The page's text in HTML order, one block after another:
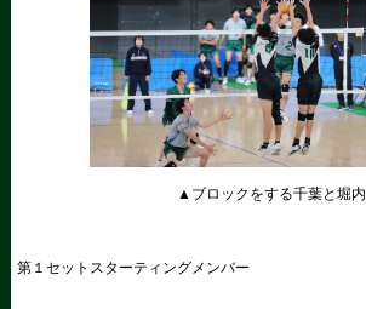
▲ブロックをする千葉と堀内
第１セットスターティングメンバー